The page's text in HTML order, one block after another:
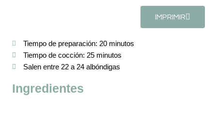
IMPRIMIR
Tiempo de preparación: 20 minutos
Tiempo de cocción: 25 minutos
Salen entre 22 a 24 albóndigas
Ingredientes